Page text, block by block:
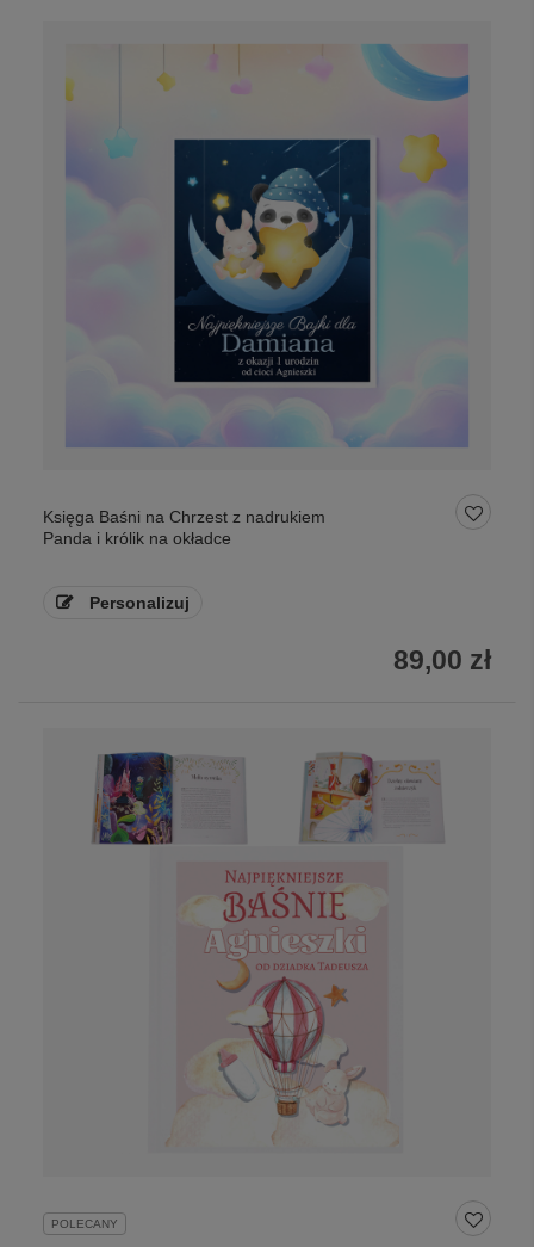
Księga Baśni na Chrzest z nadrukiem
Panda i królik na okładce
Personalizuj
89,00 zł
POLECANY